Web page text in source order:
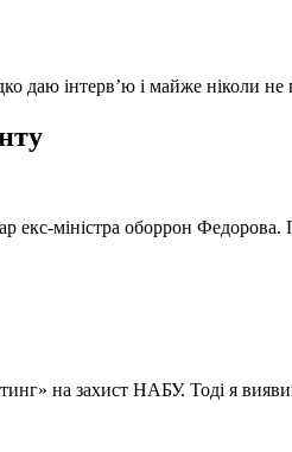
даю інтерв’ю і майже ніколи
екс-міністра оборрон Федорова.
на захист НАБУ. Тоді я